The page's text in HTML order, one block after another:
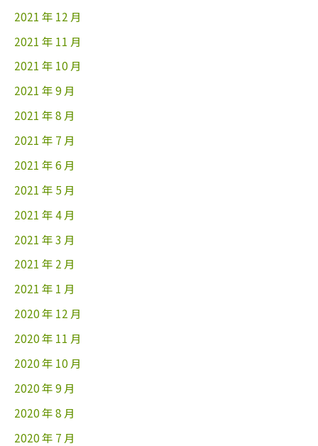
2021 年 12 月
2021 年 11 月
2021 年 10 月
2021 年 9 月
2021 年 8 月
2021 年 7 月
2021 年 6 月
2021 年 5 月
2021 年 4 月
2021 年 3 月
2021 年 2 月
2021 年 1 月
2020 年 12 月
2020 年 11 月
2020 年 10 月
2020 年 9 月
2020 年 8 月
2020 年 7 月